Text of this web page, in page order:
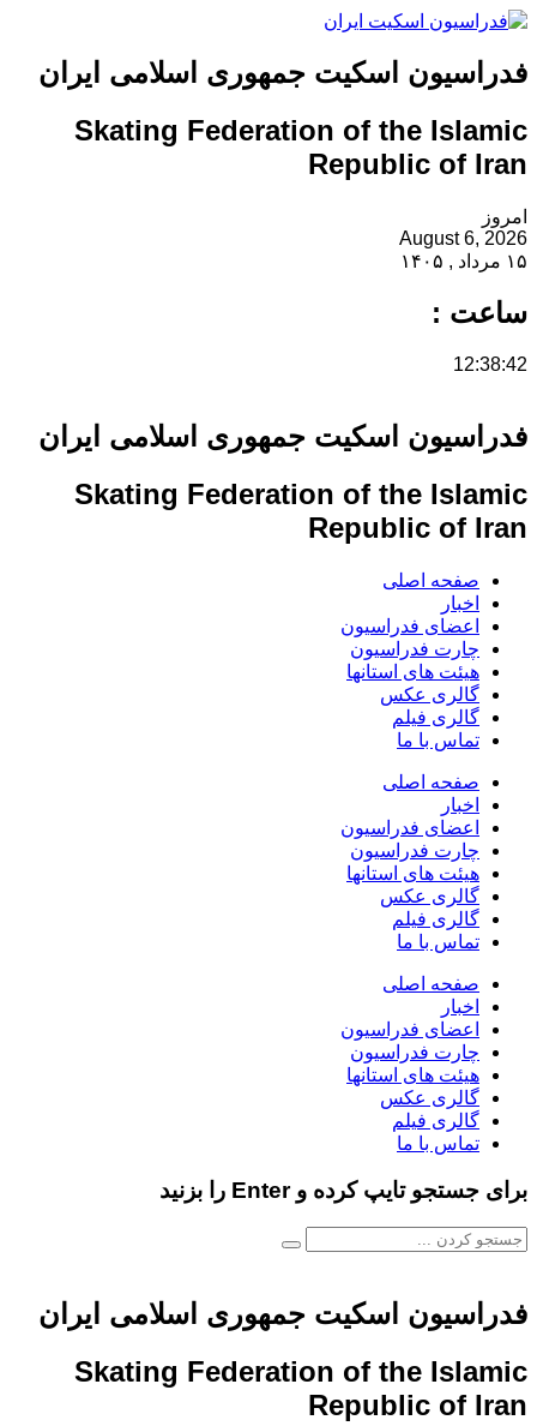
فدراسیون اسکیت جمهوری اسلامی ایران
Skating Federation of the Islamic
Republic of Iran
امروز
August 6, 2026
۱۵ مرداد , ۱۴۰۵
ساعت :
12:38:42
فدراسیون اسکیت جمهوری اسلامی ایران
Skating Federation of the Islamic
Republic of Iran
صفحه اصلی
اخبار
اعضای فدراسیون
چارت فدراسیون
هیئت های استانها
گالری عکس
گالری فیلم
تماس با ما
صفحه اصلی
اخبار
اعضای فدراسیون
چارت فدراسیون
هیئت های استانها
گالری عکس
گالری فیلم
تماس با ما
صفحه اصلی
اخبار
اعضای فدراسیون
چارت فدراسیون
هیئت های استانها
گالری عکس
گالری فیلم
تماس با ما
برای جستجو تایپ کرده و Enter را بزنید
فدراسیون اسکیت جمهوری اسلامی ایران
Skating Federation of the Islamic
Republic of Iran